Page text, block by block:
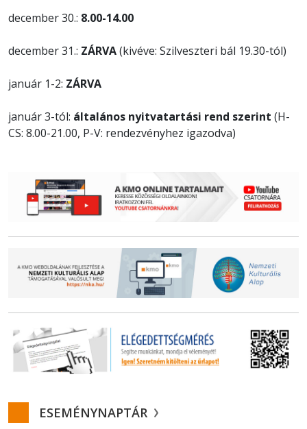
december 30.: 8.00-14.00
december 31.: ZÁRVA(kivéve: Szilveszteri bál 19.30-tól)
január 1-2: ZÁRVA
január 3-tól: általános nyitvatartási rend szerint (H-
CS: 8.00-21.00, P-V: rendezvényhez igazodva)
ESEMÉNYNAPTÁR